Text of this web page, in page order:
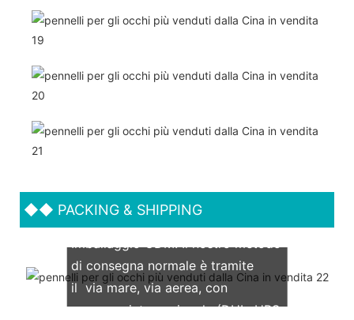
◆◆ PACKING & SHIPPING
Imballaggio ODM. Il nostro metodo
di consegna normale è tramite
il via mare, via aerea, con
espresso internazionale (DHL, UPS,